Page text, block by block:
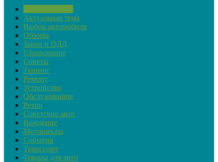
Актуальная тема
Выбор автомобиля
Обзоры
Закон и ПДД
Страхование
Советы
Тюнинг
Ремонт
Устройство
Обслуживание
Ретро
Советские авто
Вождение
Мотоциклы
События
Транспорт
Товары для авто